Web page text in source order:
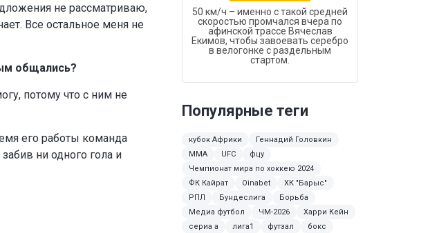
не рассматриваю,
Все остальное меня не
общались?
потому что с ним не
его работы команда
ни одного гола и
50 км/ч – именно с такой средней
скоростью промчался вчера по
афинской трассе Вячеслав
Екимов, чтобы завоевать серебро
в велогонке с раздельным
стартом.
Популярные теги
кубок Африки
Геннадий Головкин
MMA
UFC
фцу
Чемпионат мира по хоккею 2024
ФК Кайрат
Oinabet
ХК "Барыс"
РПЛ
Бундеслига
Борьба
Медиа футбол
ЧМ-2026
Харри Кейн
сериа а
лига1 футзал
бокс